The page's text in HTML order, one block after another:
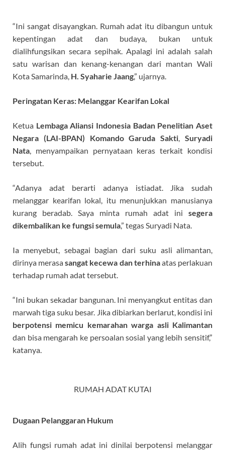
“Ini sangat disayangkan. Rumah adat itu dibangun untuk
kepentingan adat dan budaya, bukan untuk
dialihfungsikan secara sepihak. Apalagi ini adalah salah
satu warisan dan kenang-kenangan dari mantan Wali
Kota Samarinda, H. Syaharie Jaang,” ujarnya.
Peringatan Keras: Melanggar Kearifan Lokal
Ketua Lembaga Aliansi Indonesia Badan Penelitian Aset
Negara (LAI-BPAN) Komando Garuda Sakti,Suryadi
Nata, menyampaikan pernyataan keras terkait kondisi
tersebut.
“Adanya adat berarti adanya istiadat. Jika sudah
melanggar kearifan lokal, itu menunjukkan manusianya
kurang beradab. Saya minta rumah adat ini segera
dikembalikan ke fungsi semula,” tegas Suryadi Nata.
Ia menyebut, sebagai bagian dari suku asli alimantan,
dirinya merasasangat kecewa dan terhinaatas perlakuan
terhadap rumah adat tersebut.
“Ini bukan sekadar bangunan. Ini menyangkut entitas dan
marwah tiga suku besar. Jika dibiarkan berlarut, kondisi ini
berpotensi memicu kemarahan warga asli Kalimantan
dan bisa mengarah ke persoalan sosial yang lebih sensitif,”
katanya.
RUMAH ADAT KUTAI
Dugaan Pelanggaran Hukum
Alih fungsi rumah adat ini dinilai berpotensi melanggar